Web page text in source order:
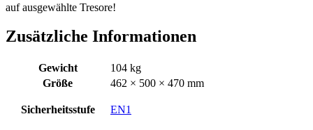
auf ausgewählte Tresore!
Zusätzliche Informationen
Gewicht
104 kg
Größe
462 × 500 × 470 mm
Sicherheitsstufe EN1